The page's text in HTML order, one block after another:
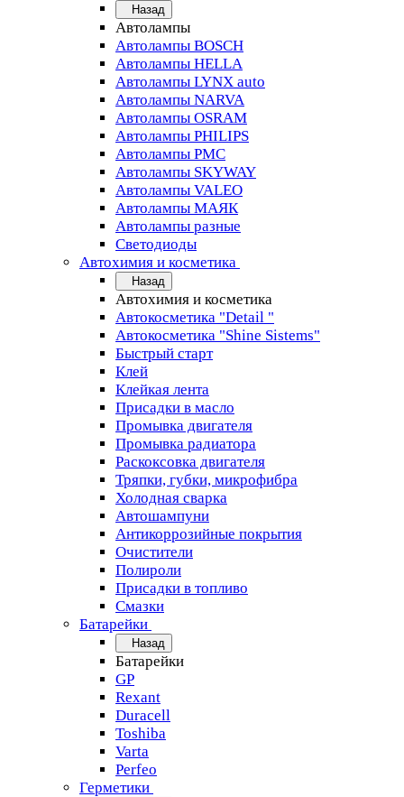
Назад
Автолампы
Автолампы BOSCH
Автолампы HELLA
Автолампы LYNX auto
Автолампы NARVA
Автолампы OSRAM
Автолампы PHILIPS
Автолампы PMC
Автолампы SKYWAY
Автолампы VALEO
Автолампы МАЯК
Автолампы разные
Светодиоды
Автохимия и косметика
Назад
Автохимия и косметика
Автокосметика "Detail "
Автокосметика "Shine Sistems"
Быстрый старт
Клей
Клейкая лента
Присадки в масло
Промывка двигателя
Промывка радиатора
Раскоксовка двигателя
Тряпки, губки, микрофибра
Холодная сварка
Автошампуни
Антикоррозийные покрытия
Очистители
Полироли
Присадки в топливо
Смазки
Батарейки
Назад
Батарейки
GP
Rexant
Duracell
Toshiba
Varta
Perfeo
Герметики